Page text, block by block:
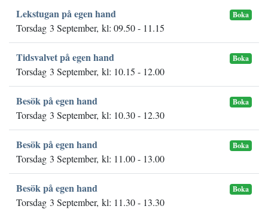
Lekstugan på egen hand Boka
Torsdag 3 September, kl: 09.50 - 11.15
Tidsvalvet på egen hand Boka
Torsdag 3 September, kl: 10.15 - 12.00
Besök på egen hand Boka
Torsdag 3 September, kl: 10.30 - 12.30
Besök på egen hand Boka
Torsdag 3 September, kl: 11.00 - 13.00
Besök på egen hand Boka
Torsdag 3 September, kl: 11.30 - 13.30